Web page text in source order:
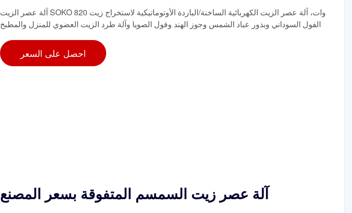
آلة عصر الزيت SOKO 820 وات، آلة عصر الزيت الكهربائية الساخنة/الباردة الأوتوماتيكية لاستخراج زيت
الفول السوداني وبذور عباد الشمس وجوز الهند وفول الصويا وآلة طرد الزيت العضوي للمنزل والمطبخ
احصل على السعر
آلة عصر زيت السمسم المتفوقة بسعر المصنع